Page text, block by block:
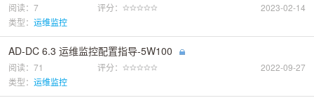
阅读：7 评分：
2023-02-14
类型： 运维监控
AD-DC 6.3 运维监控配置指导-5W100
阅读：71 评分：
2022-09-27
类型： 运维监控